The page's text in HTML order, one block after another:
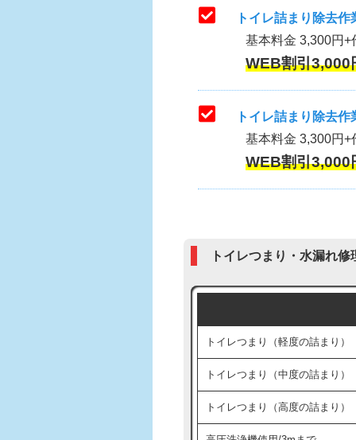
トイレ詰まり除去
基本料金 3,300円+
WEB割引
トイレ詰まり除去
基本料金 3,300円+
WEB割引
トイレつまり・水漏れ
トイレつまり（軽度の詰まり）
トイレつまり（中度の詰まり）
トイレつまり（高度の詰まり）